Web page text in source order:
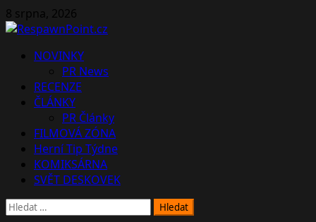
Skip
to
8 srpna, 2026
PrimaryNOVINKY
PR News
RECENZE
ČLÁNKY
PR Články
FILMOVÁ ZÓNA
Herní Tip Týdne
KOMIKSÁRNA
SVĚT DESKOVEK
Vyhledávání